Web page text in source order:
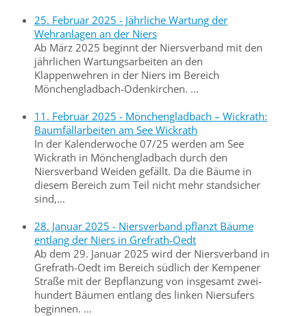
25. Februar 2025 - Jährliche Wartung der
Wehranlagen an der Niers
Ab März 2025 beginnt der Niersverband mit den
jährlichen Wartungsarbeiten an den
Klappenwehren in der Niers im Bereich
Mönchengladbach-Odenkirchen. ...
11. Februar 2025 - Mönchengladbach – Wickrath:
Baumfällarbeiten am See Wickrath
In der Kalenderwoche 07/25 werden am See
Wickrath in Mönchengladbach durch den
Niersverband Weiden gefällt. Da die Bäume in
diesem Bereich zum Teil nicht mehr standsicher
sind,...
28. Januar 2025 - Niersverband pflanzt Bäume
entlang der Niers in Grefrath-Oedt
Ab dem 29. Januar 2025 wird der Niersverband in
Grefrath-Oedt im Bereich südlich der Kempener
Straße mit der Bepflanzung von insgesamt zwei­
hundert Bäumen entlang des linken Niersufers
beginnen. ...